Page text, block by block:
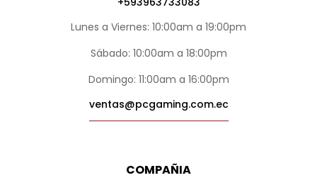
COMPAÑIA
Lunes a Viernes: 10:00am a 19:00pm
Sábado: 10:00am a 18:00pm
Domingo: 11:00am a 16:00pm
ventas@pcgaming.com.ec